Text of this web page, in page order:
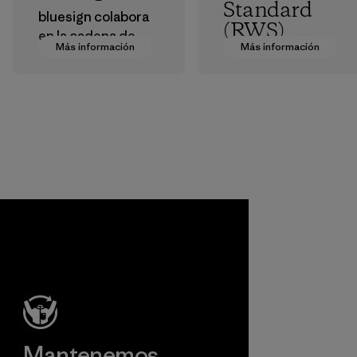
Más información
bluesign colabora
en la cadena de
suministro para
Más información
Standard
(RWS)